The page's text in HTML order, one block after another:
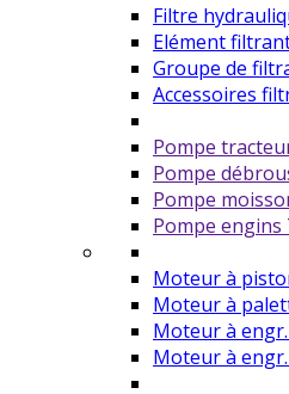
Filtre
Elément
Groupe de
Accessoires
Pompe
Pompe
Pompe
Pompe engins
Moteur à
Moteur à
Moteur à
Moteur à